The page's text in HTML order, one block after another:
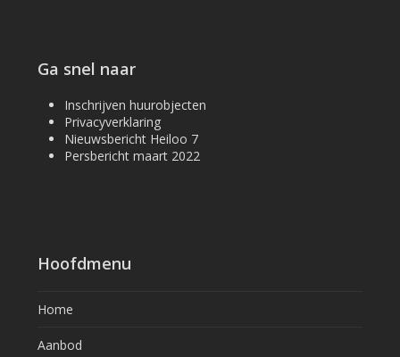
Ga snel naar
Inschrijven huurobjecten
Privacyverklaring
Nieuwsbericht Heiloo 7
Persbericht maart 2022
Hoofdmenu
Home
Aanbod